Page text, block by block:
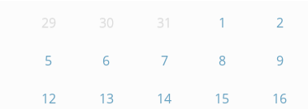
29 30 31 1 2
5 6 7 8 9
12 13 14 15 16